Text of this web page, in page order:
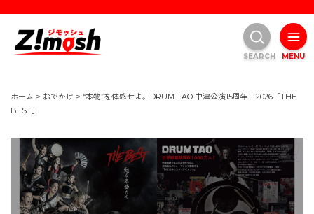
ホーム > おでかけ > “本物”を体感せよ。DRUM TAO 中津公演15周年 2026「THE
BEST」
MENU
SEARCH